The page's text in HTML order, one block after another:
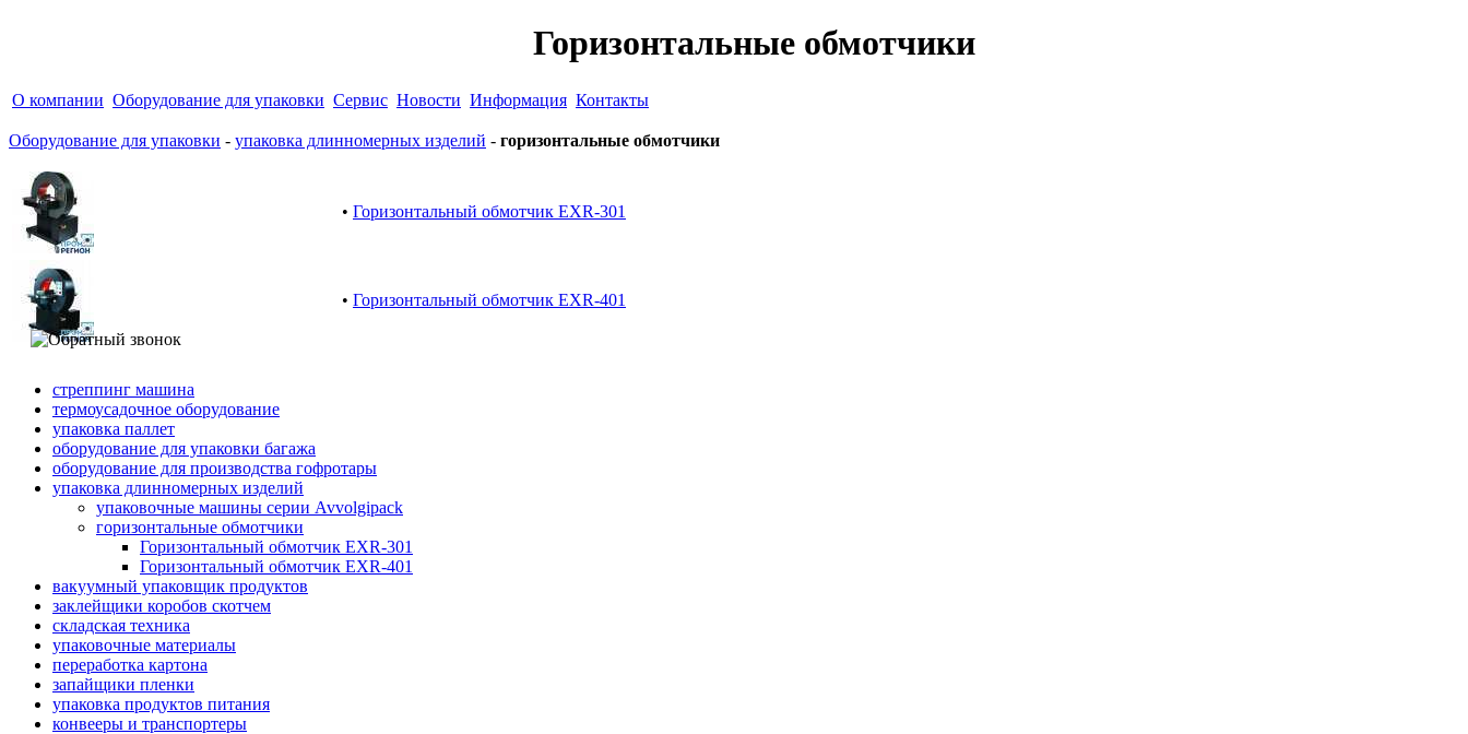
Горизонтальные обмотчики
О компании Оборудование для упаковки Сервис Новости Информация Контакты
Оборудование для упаковки - упаковка длинномерных изделий - горизонтальные обмотчики
• Горизонтальный обмотчик EXR-301
• Горизонтальный обмотчик ЕХR-401
стреппинг машина
термоусадочное оборудование
упаковка паллет
оборудование для упаковки багажа
оборудование для производства гофротары
упаковка длинномерных изделий
упаковочные машины серии Avvolgipack
горизонтальные обмотчики
Горизонтальный обмотчик EXR-301
Горизонтальный обмотчик ЕХR-401
вакуумный упаковщик продуктов
заклейщики коробов скотчем
складская техника
упаковочные материалы
переработка картона
запайщики пленки
упаковка продуктов питания
конвееры и транспортеры